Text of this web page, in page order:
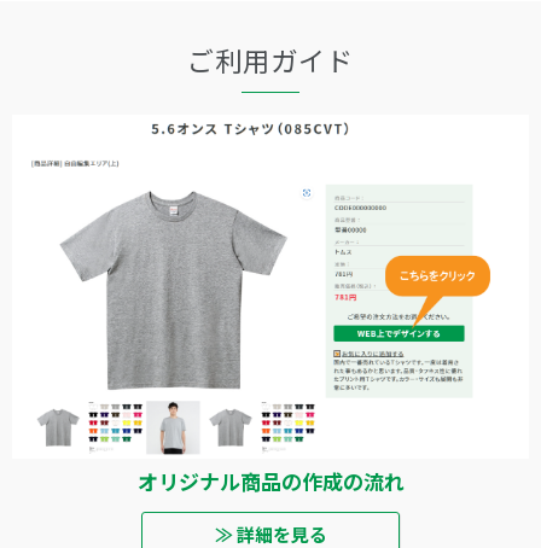
ご利用ガイド
オリジナル商品の作成の流れ
≫ 詳細を見る